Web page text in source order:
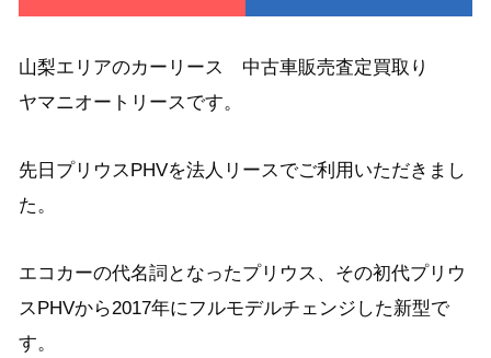
山梨エリアのカーリース 中古車販売査定買取り
ヤマニオートリースです。
先日プリウスPHVを法人リースでご利用いただきまし
た。
エコカーの代名詞となったプリウス、その初代プリウ
スPHVから2017年にフルモデルチェンジした新型で
す。